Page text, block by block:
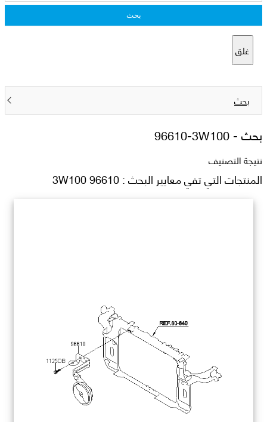
بحث
غلق
بحث
بحث -96610-3W100
نتيجة التصنيف
المنتجات التي تفي معايير البحث : 96610 3W100